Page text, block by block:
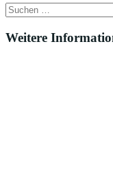
Suche
nach:
Weitere